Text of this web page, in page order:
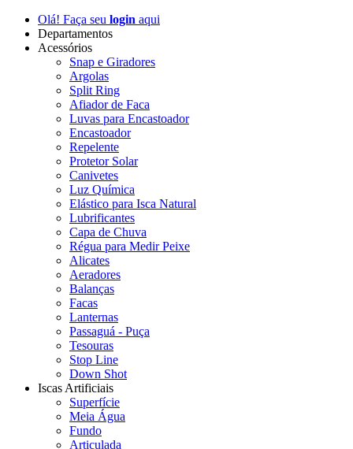
Olá! Faça seu login aqui
Departamentos
Acessórios
Snap e Giradores
Argolas
Split Ring
Afiador de Faca
Luvas para Encastoador
Encastoador
Repelente
Protetor Solar
Canivetes
Luz Química
Elástico para Isca Natural
Lubrificantes
Capa de Chuva
Régua para Medir Peixe
Alicates
Aeradores
Balanças
Facas
Lanternas
Passaguá - Puça
Tesouras
Stop Line
Down Shot
Iscas Artificiais
Superfície
Meia Água
Fundo
Articulada